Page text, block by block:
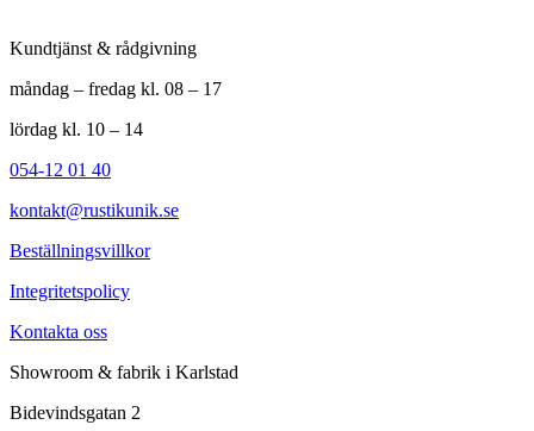
Kundtjänst & rådgivning
måndag – fredag kl. 08 – 17
lördag kl. 10 – 14
054-12 01 40
kontakt@rustikunik.se
Beställningsvillkor
Integritetspolicy
Kontakta oss
Showroom & fabrik i Karlstad
Bidevindsgatan 2